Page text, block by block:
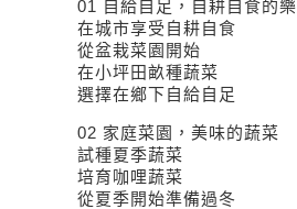
01 自給自足，自耕自食的
在城市享受自耕自食
從盆栽菜園開始
在小坪田畝種蔬菜
選擇在鄉下自給自足
02 家庭菜園，美味的蔬菜
試種夏季蔬菜
培育咖哩蔬菜
從夏季開始準備過冬